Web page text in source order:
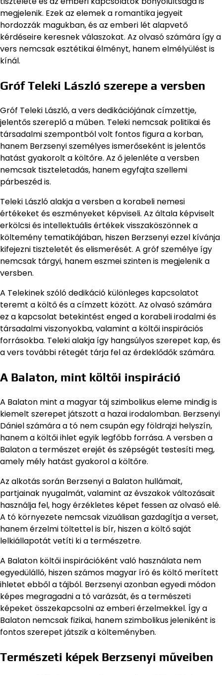
megjelenik. Ezek az elemek a romantika jegyeit
hordozzák magukban, és az emberi lét alapvető
kérdéseire keresnek válaszokat. Az olvasó számára így a
vers nemcsak esztétikai élményt, hanem elmélyülést is
kínál.
Gróf Teleki László szerepe a versben
Gróf Teleki László, a vers dedikációjának címzettje,
jelentős szereplő a műben. Teleki nemcsak politikai és
társadalmi szempontból volt fontos figura a korban,
hanem Berzsenyi személyes ismerőseként is jelentős
hatást gyakorolt a költőre. Az ő jelenléte a versben
nemcsak tiszteletadás, hanem egyfajta szellemi
párbeszéd is.
Teleki László alakja a versben a korabeli nemesi
értékeket és eszményeket képviseli. Az általa képviselt
erkölcsi és intellektuális értékek visszaköszönnek a
költemény tematikájában, hiszen Berzsenyi ezzel kívánja
kifejezni tiszteletét és elismerését. A gróf személye így
nemcsak tárgyi, hanem eszmei szinten is megjelenik a
versben.
A Telekinek szóló dedikáció különleges kapcsolatot
teremt a költő és a címzett között. Az olvasó számára
ez a kapcsolat betekintést enged a korabeli irodalmi és
társadalmi viszonyokba, valamint a költői inspirációs
forrásokba. Teleki alakja így hangsúlyos szerepet kap, és
a vers további rétegét tárja fel az érdeklődők számára.
A Balaton, mint költői inspiráció
A Balaton mint a magyar táj szimbolikus eleme mindig is
kiemelt szerepet játszott a hazai irodalomban. Berzsenyi
Dániel számára a tó nem csupán egy földrajzi helyszín,
hanem a költői ihlet egyik legfőbb forrása. A versben a
Balaton a természet erejét és szépségét testesíti meg,
amely mély hatást gyakorol a költőre.
Az alkotás során Berzsenyi a Balaton hullámait,
partjainak nyugalmát, valamint az évszakok változásait
használja fel, hogy érzékletes képet fessen az olvasó elé.
A tó környezete nemcsak vizuálisan gazdagítja a verset,
hanem érzelmi töltettel is bír, hiszen a költő saját
lelkiállapotát vetíti ki a természetre.
A Balaton költői inspirációként való használata nem
egyedülálló, hiszen számos magyar író és költő merített
ihletet ebből a tájból. Berzsenyi azonban egyedi módon
képes megragadni a tó varázsát, és a természeti
képeket összekapcsolni az emberi érzelmekkel. Így a
Balaton nemcsak fizikai, hanem szimbolikus jeleniként is
fontos szerepet játszik a költeményben.
Természeti képek Berzsenyi műveiben